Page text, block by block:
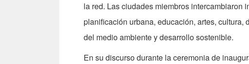
la red. Las ciudades miembros intercambiaron
planificación urbana, educación, artes, cultura,
del medio ambiente y desarrollo sostenible.
En su discurso durante la ceremonia de